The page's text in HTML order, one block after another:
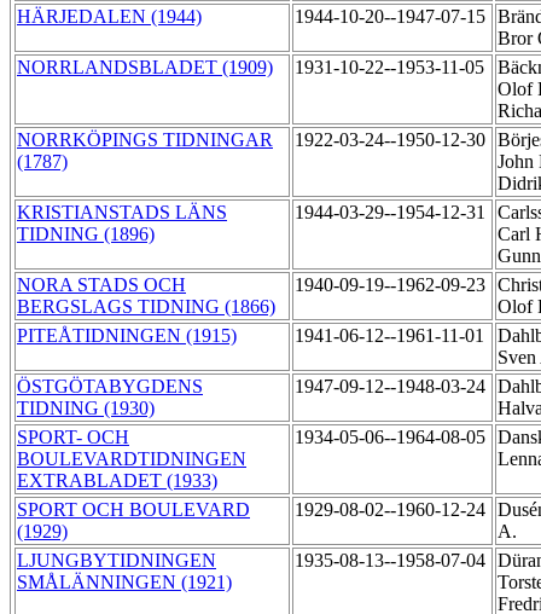
HÄRJEDALEN (1944)
1944-10-20--1947-07-15
Bror
NORRLANDSBLADET (1909)
1931-10-22--1953-11-05
Olof
NORRKÖPINGS TIDNINGAR
(1787)
1922-03-24--1950-12-30
John
KRISTIANSTADS LÄNS
TIDNING (1896)
1944-03-29--1954-12-31
Carl
NORA STADS OCH
BERGSLAGS TIDNING (1866)
1940-09-19--1962-09-23
Olof
PITEÅTIDNINGEN (1915)
1941-06-12--1961-11-01
ÖSTGÖTABYGDENS
TIDNING (1930)
1947-09-12--1948-03-24
SPORT- OCH
BOULEVARDTIDNINGEN
EXTRABLADET (1933)
1934-05-06--1964-08-05
SPORT OCH BOULEVARD
(1929)
1929-08-02--1960-12-24
A.
LJUNGBYTIDNINGEN
SMÅLÄNNINGEN (1921)
1935-08-13--1958-07-04